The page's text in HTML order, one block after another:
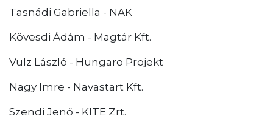
Tasnádi Gabriella - NAK
Kövesdi Ádám - Magtár Kft.
Vulz László - Hungaro Projekt
Nagy Imre - Navastart Kft.
Szendi Jenő - KITE Zrt.